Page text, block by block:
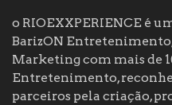
o RIOEXXPERIENCE é
BarizON
Marketing com mais de
Entretenimento,
parceiros pela criação,